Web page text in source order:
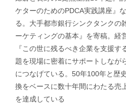
ケターのためのPDCA実践講座』
る。大手都市銀行シンクタンクの
ーケティングの基本』を寄稿。経
『この世に残るべき企業を支援
題を現場に密着にサポートしなが
につなげている。50年100年と歴
換をベースに数十年間にわたる売
を達成している